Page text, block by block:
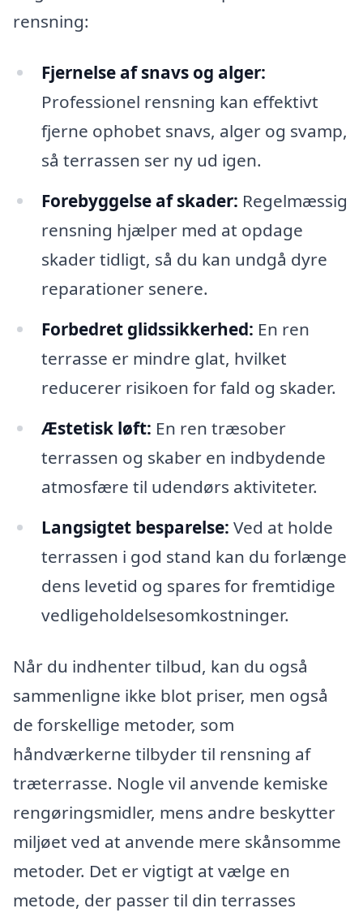
rensning:
Fjernelse af snavs og alger:
Professionel rensning kan effektivt
fjerne ophobet snavs, alger og svamp,
så terrassen ser ny ud igen.
Forebyggelse af skader: Regelmæssig
rensning hjælper med at opdage
skader tidligt, så du kan undgå dyre
reparationer senere.
Forbedret glidssikkerhed: En ren
terrasse er mindre glat, hvilket
reducerer risikoen for fald og skader.
Æstetisk løft: En ren træsober
terrassen og skaber en indbydende
atmosfære til udendørs aktiviteter.
Langsigtet besparelse: Ved at holde
terrassen i god stand kan du forlænge
dens levetid og spares for fremtidige
vedligeholdelsesomkostninger.
Når du indhenter tilbud, kan du også
sammenligne ikke blot priser, men også
de forskellige metoder, som
håndværkerne tilbyder til rensning af
træterrasse. Nogle vil anvende kemiske
rengøringsmidler, mens andre beskytter
miljøet ved at anvende mere skånsomme
metoder. Det er vigtigt at vælge en
metode, der passer til din terrasses